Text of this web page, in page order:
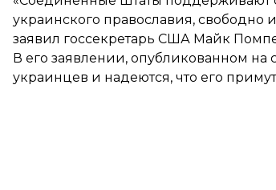
украинского православия, свободно
заявил госсекретарь США Майк
В его заявлении, опубликованном на
украинцев и надеются, что его